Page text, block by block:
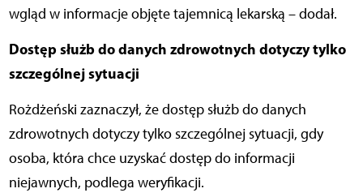
wgląd w informacje objęte tajemnicą lekarską – dodał.
Dostęp służb do danych zdrowotnych dotyczy tylko
szczególnej sytuacji
Rożdżeński zaznaczył, że dostęp służb do danych
zdrowotnych dotyczy tylko szczególnej sytuacji, gdy
osoba, która chce uzyskać dostęp do informacji
niejawnych, podlega weryfikacji.